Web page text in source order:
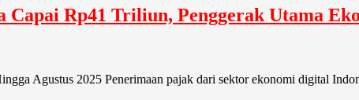
Rp41 Triliun, Penggerak Utama
Agustus 2025 Penerimaan pajak dari sektor ekonomi digital